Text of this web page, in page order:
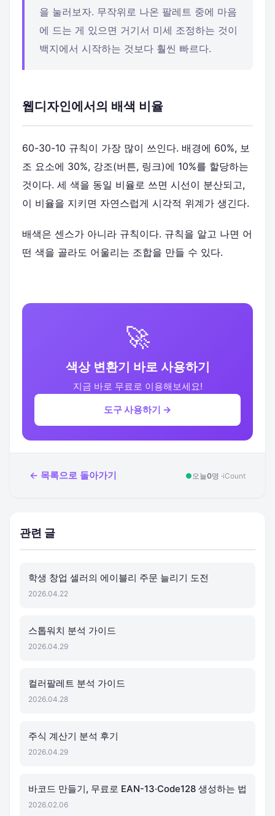
을 눌러보자. 무작위로 나온 팔레트 중에 마음
에 드는 게 있으면 거기서 미세 조정하는 것이
백지에서 시작하는 것보다 훨씬 빠르다.
웹디자인에서의 배색 비율
60-30-10 규칙이 가장 많이 쓰인다. 배경에 60%, 보
조 요소에 30%, 강조(버튼, 링크)에 10%를 할당하는
것이다. 세 색을 동일 비율로 쓰면 시선이 분산되고,
이 비율을 지키면 자연스럽게 시각적 위계가 생긴다.
배색은 센스가 아니라 규칙이다. 규칙을 알고 나면 어
떤 색을 골라도 어울리는 조합을 만들 수 있다.
🚀
색상 변환기 바로 사용하기
지금 바로 무료로 이용해보세요!
도구 사용하기 →
← 목록으로 돌아가기 ● 오늘0명 ·iCount
관련 글
학생 창업 셀러의 에이블리 주문 늘리기 도전
2026.04.22
스톱워치 분석 가이드
2026.04.29
컬러팔레트 분석 가이드
2026.04.28
주식 계산기 분석 후기
2026.04.29
바코드 만들기, 무료로 EAN-13·Code128 생성하는 법
2026.02.06